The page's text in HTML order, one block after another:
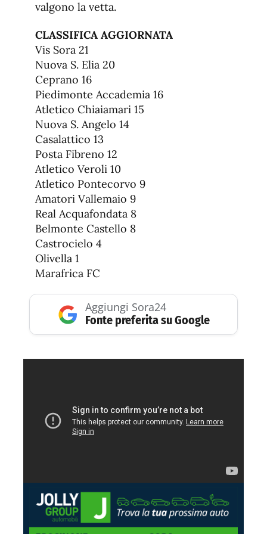
valgono la vetta.
CLASSIFICA AGGIORNATA
Vis Sora 21
Nuova S. Elia 20
Ceprano 16
Piedimonte Accademia 16
Atletico Chiaiamari 15
Nuova S. Angelo 14
Casalattico 13
Posta Fibreno 12
Atletico Veroli 10
Atletico Pontecorvo 9
Amatori Vallemaio 9
Real Acquafondata 8
Belmonte Castello 8
Castrocielo 4
Olivella 1
Marafrica FC
Aggiungi Sora24
Fonte preferita su Google